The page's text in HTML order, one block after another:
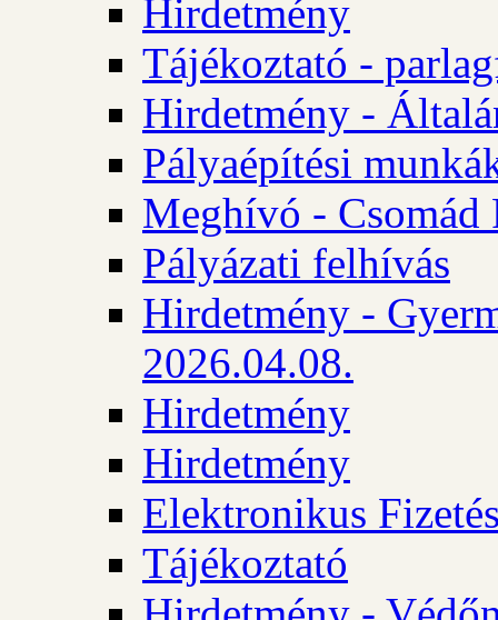
Hirdetmény
Tájékoztató -
Hirdetmény -
Pályaépítési
Meghívó - Csomád
Pályázati felhívás
Hirdetmény -
2026.04.08.
Hirdetmény
Hirdetmény
Elektronikus
Tájékoztató